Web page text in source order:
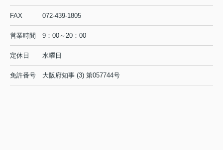
FAX 072-439-1805
営業時間 9：00～20：00
定休日 水曜日
免許番号 大阪府知事 (3) 第057744号